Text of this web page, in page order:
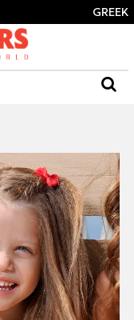
GREEK